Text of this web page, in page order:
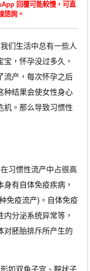
回覆可能較慢，可直
諮詢。
们生活中总有一些人
，怀孕没过多久，
流产，每次怀孕之后
种结果会使女性身心
机。那么导致习惯性
习惯性流产中占很高
有自体免疫疾病，
免疫流产)。自体免疫
分泌系统异常等，
对胚胎排斥所产生的
如双角子宫、鞍状子